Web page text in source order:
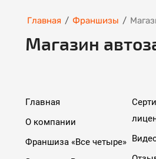
Главная / Франшизы /
Магазин
Главная
О компании
Франшиза «Все четыре»